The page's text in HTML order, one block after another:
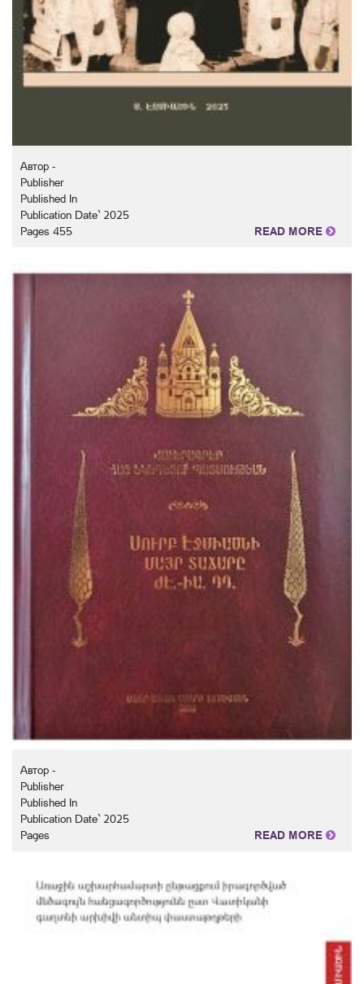
Автор -
Publisher
Published In
Publication Date` 2025
Pages 455
READ MORE
Автор -
Publisher
Published In
Publication Date` 2025
Pages
READ MORE